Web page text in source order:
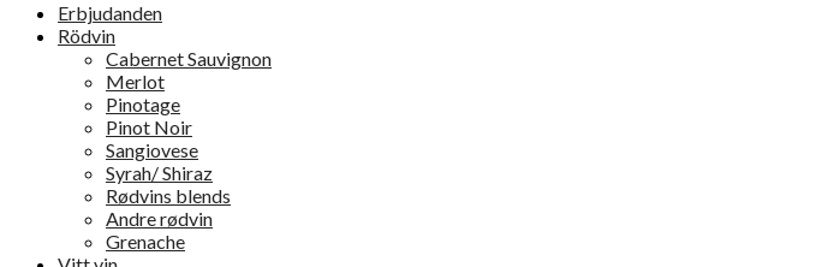
Erbjudanden
Rödvin
Cabernet Sauvignon
Merlot
Pinotage
Pinot Noir
Sangiovese
Syrah/ Shiraz
Rødvins blends
Andre rødvin
Grenache